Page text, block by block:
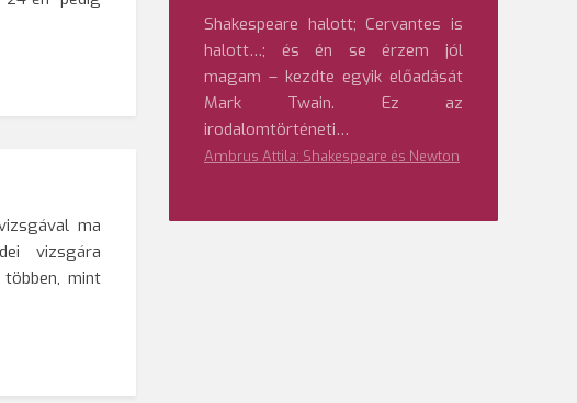
ma
vizsgára
mint
Shakespeare halott; Cervantes is
halott…; és én se érzem jól
magam – kezdte egyik előadását
Mark Twain. Ez az
irodalomtörténeti…
Ambrus Attila: Shakespeare és Newton